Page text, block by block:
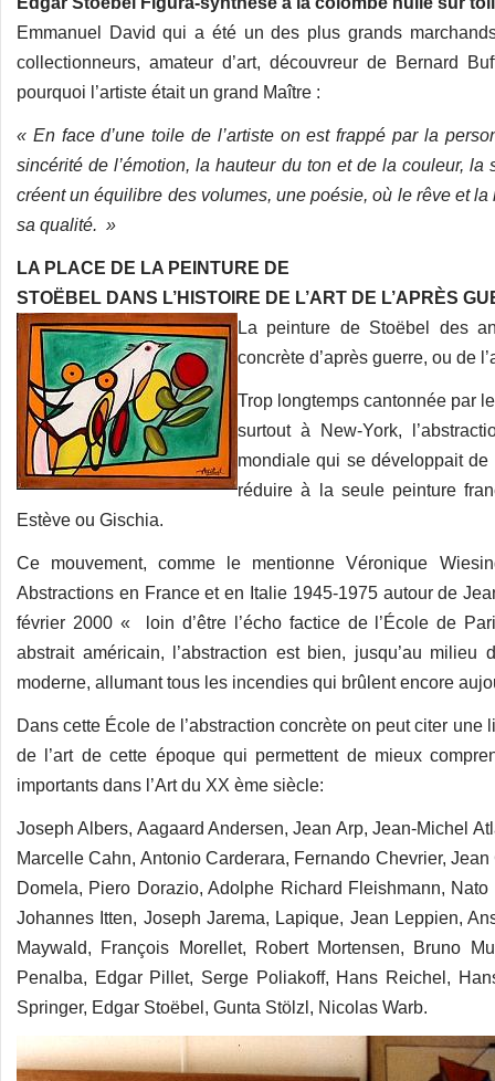
Emmanuel David qui a été un des plus grands
collectionneurs, amateur d’art, découvreur de Bernard
pourquoi l’artiste était un grand Maître :
« En face d’une toile de l’artiste on est frappé par la
sincérité de l’émotion, la hauteur du ton et de la couleur,
créent un équilibre des volumes, une poésie, où le rêve et
sa qualité. »
LA PLACE DE LA PEINTURE DE
STOËBEL DANS L’HISTOIRE DE L’ART DE L’APRÈS
La peinture de Stoëbel des
concrète d’après guerre, ou de
Trop longtemps cantonnée par
surtout à New-York,
mondiale qui se développait de
réduire à la seule peinture
Estève ou Gischia.
Ce mouvement, comme le mentionne Véronique
Abstractions en France et en Italie 1945-1975 autour de
février 2000 « loin d’être l’écho factice de l’École de
abstrait américain, l’abstraction est bien, jusqu’au
moderne, allumant tous les incendies qui brûlent encore
Dans cette École de l’abstraction concrète on peut citer
de l’art de cette époque qui permettent de mieux
importants dans l’Art du XX ème siècle:
Joseph Albers, Aagaard Andersen, Jean Arp, Jean-Michel
Marcelle Cahn, Antonio Carderara, Fernando Chevrier,
Domela, Piero Dorazio, Adolphe Richard Fleishmann,
Johannes Itten, Joseph Jarema, Lapique, Jean Leppien,
Maywald, François Morellet, Robert Mortensen, Bruno
Penalba, Edgar Pillet, Serge Poliakoff, Hans Reichel,
Springer, Edgar Stoëbel, Gunta Stölzl, Nicolas Warb.